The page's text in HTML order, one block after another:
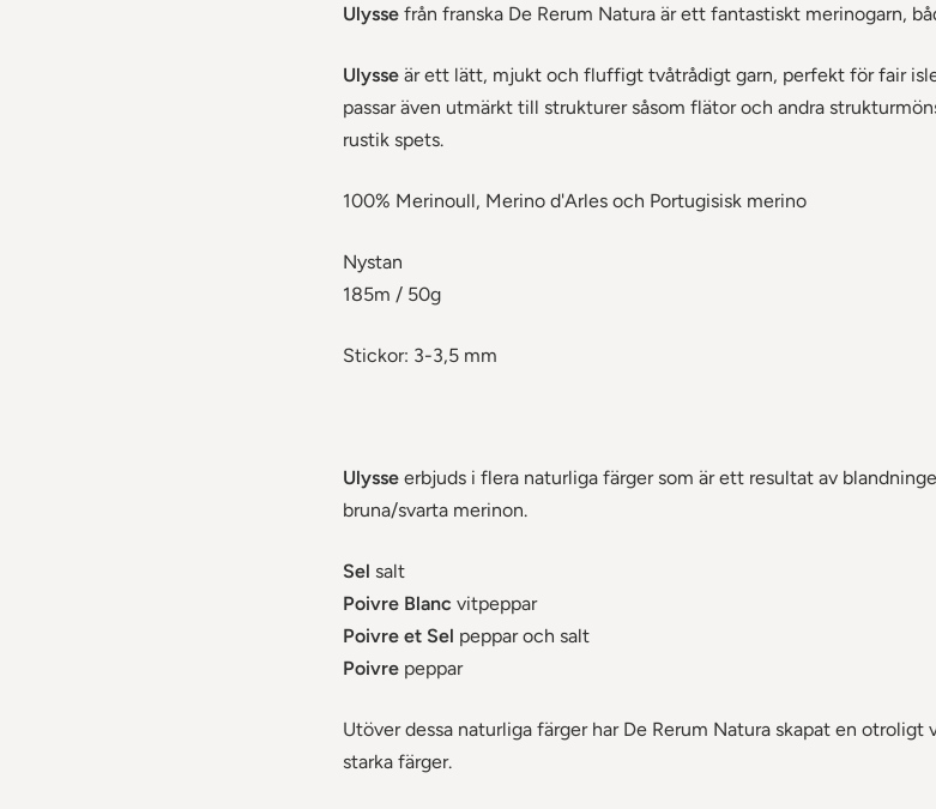
Ulyssefrån franska De Rerum Natura är ett fantastiskt merinogarn,
Ulysseär ett lätt, mjukt och fluffigt tvåtrådigt garn, perfekt för fair
passar även utmärkt till strukturer såsom flätor och andra
rustik spets.
100% Merinoull, Merino d'Arles och Portugisisk merino
Nystan
185m / 50g
Stickor: 3-3,5 mm
Ulysseerbjuds i flera naturliga färger som är ett resultat av
bruna/svarta merinon.
Sel salt
Poivre Blanc vitpeppar
Poivre et Sel peppar och salt
Poivrepeppar
Utöver dessa naturliga färger har De Rerum Natura skapat en
starka färger.